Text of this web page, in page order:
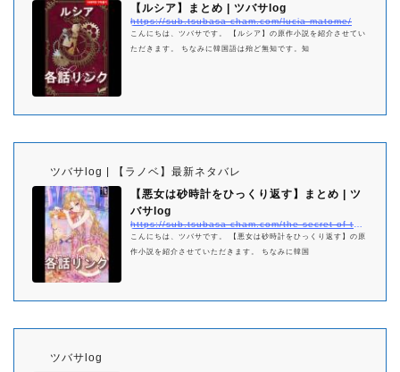
【ルシア】まとめ | ツバサlog
https://sub.tsubasa-cham.com/lucia-matome/
こんにちは、ツバサです。 【ルシア】の原作小説を紹介させてい
ただきます。 ちなみに韓国語は殆ど無知です。知
ツバサlog | 【ラノベ】最新ネタバレ
【悪女は砂時計をひっくり返す】まとめ | ツ
バサlog
こんにちは、ツバサです。 【悪女は砂時計をひっくり返す】の原
作小説を紹介させていただきます。 ちなみに韓国
ツバサlog